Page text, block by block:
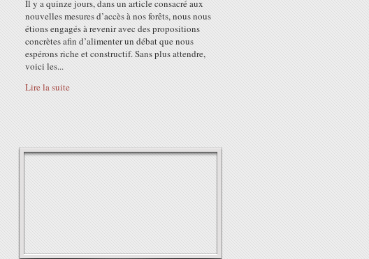
Il y a quinze jours, dans un article consacré aux
nouvelles mesures d’accès à nos forêts, nous nous
étions engagés à revenir avec des propositions
concrètes afin d’alimenter un débat que nous
espérons riche et constructif. Sans plus attendre,
voici les...
Lire la suite